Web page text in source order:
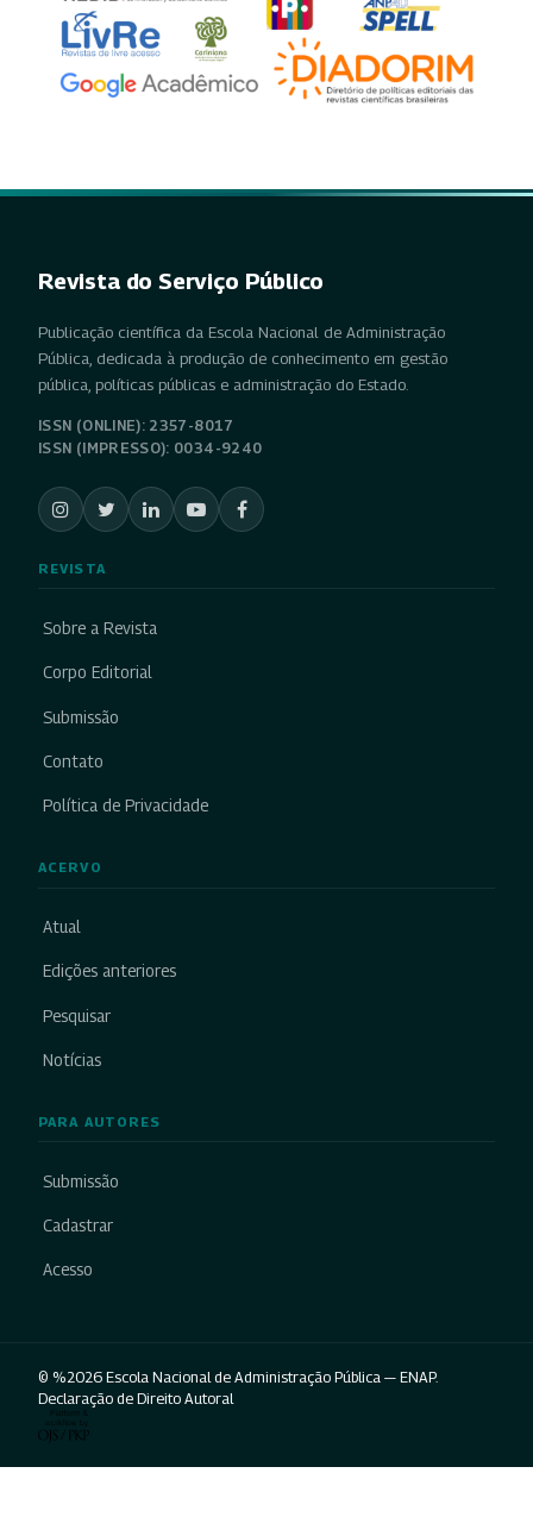
Revista do Serviço Público
Publicação científica da Escola Nacional de Administração
Pública, dedicada à produção de conhecimento em gestão
pública, políticas públicas e administração do Estado.
ISSN (ONLINE): 2357-8017
ISSN (IMPRESSO): 0034-9240
REVISTA
Sobre a Revista
Corpo Editorial
Submissão
Contato
Política de Privacidade
ACERVO
Atual
Edições anteriores
Pesquisar
Notícias
PARA AUTORES
Submissão
Cadastrar
Acesso
© %2026 Escola Nacional de Administração Pública — ENAP.
Declaração de Direito Autoral